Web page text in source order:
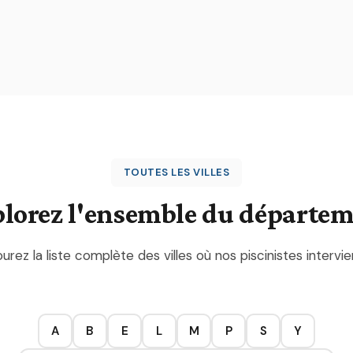
TOUTES LES VILLES
l'ensemble du
la liste complète des villes où nos piscinistes
A B E L M P S Y